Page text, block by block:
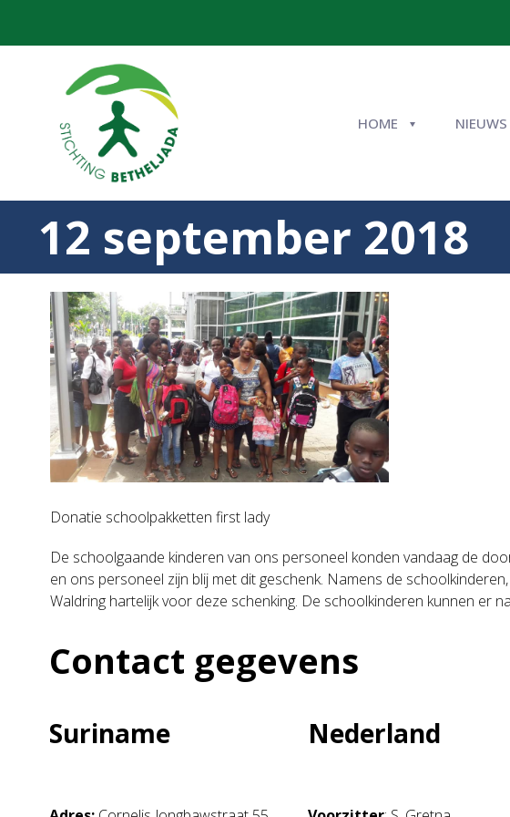
HOME NIEUWS
12 september 2018
Donatie schoolpakketten first lady
De schoolgaande kinderen van ons personeel konden vandaag de
en ons personeel zijn blij met dit geschenk. Namens de
Waldring hartelijk voor deze schenking. De schoolkinderen kunnen er
Contact gegevens
Suriname Nederland